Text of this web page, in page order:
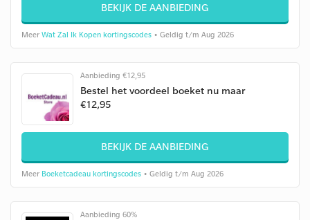
BEKIJK DE AANBIEDING
Meer Wat Zal Ik Kopen kortingscodes • Geldig t/m Aug 2026
Aanbieding €12,95
Bestel het voordeel boeket nu maar
€12,95
BEKIJK DE AANBIEDING
Meer Boeketcadeau kortingscodes • Geldig t/m Aug 2026
Aanbieding 60%